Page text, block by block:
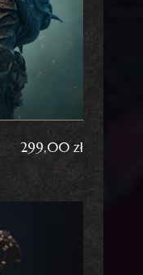
299,00 zł